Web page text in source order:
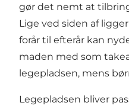
gør det nemt at
Lige ved siden af
forår til efterår kan
maden med som
legepladsen, mens
Legepladsen bliver